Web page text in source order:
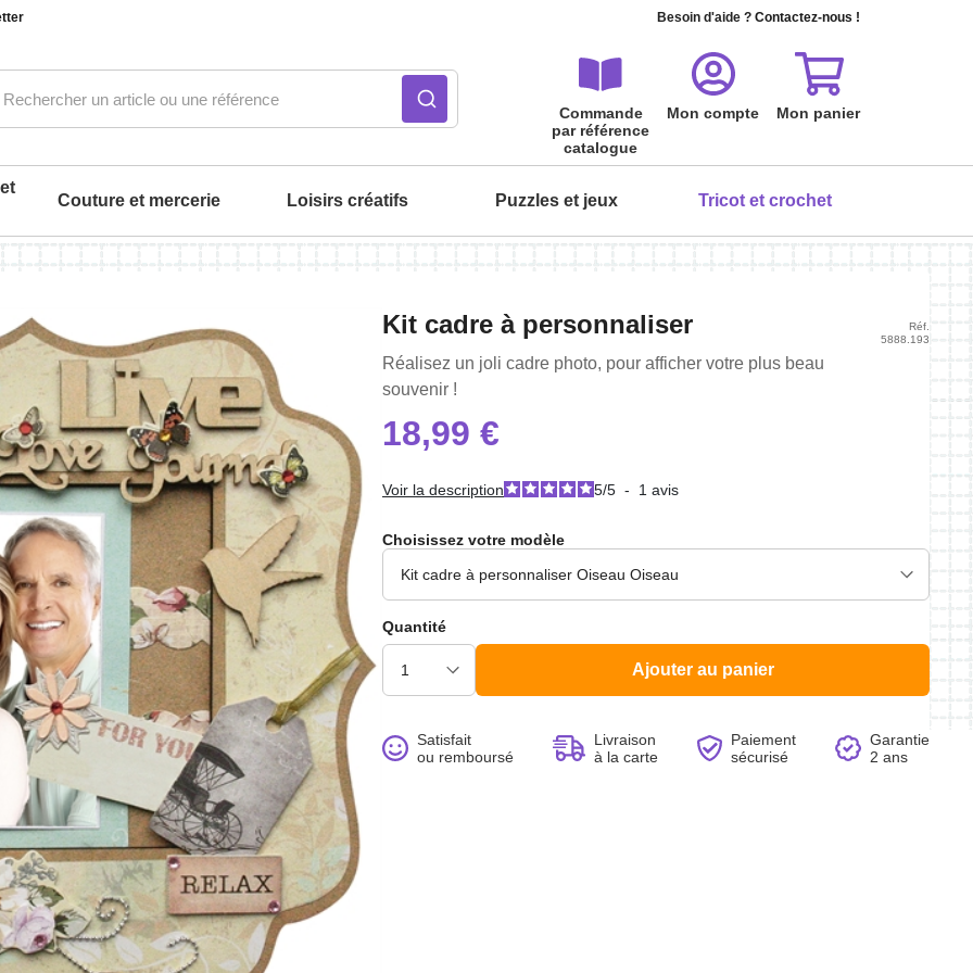
Besoin d'aide ? Contactez-nous !
Commande
par référence
catalogue
Mon compte Mon panier
Tout peindre à l'aquarelle - Les
Serviette invité à broder
>
Couture et mercerie Loisirs créatifs
Cartes à gratter Boules de poils
Puzzles et jeux
Puzzle carte postale 24 pièces
6,99 €
Tricot et crochet
Kit cadre à personnaliser
Réalisez un joli cadre photo, pour afficher votre plus beau
souvenir !
Réf.
5888.193
18,99 €
Voir la description 5/5 - 1 avis
Choisissez votre modèle
Quantité
Ajouter au panier
Satisfait
ou remboursé
Livraison
à la carte
Paiement
sécurisé
Garantie
2 ans